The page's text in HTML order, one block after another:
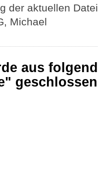
der aktuellen
Michael
aus